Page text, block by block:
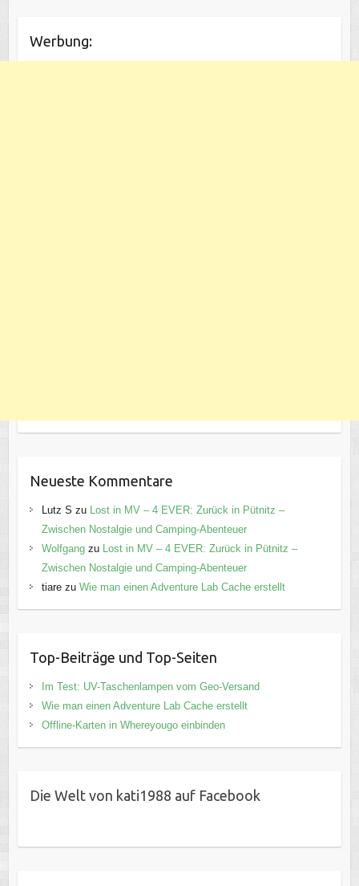
Werbung:
Neueste Kommentare
Lutz S zu Lost in MV – 4 EVER: Zurück in Pütnitz –
Zwischen Nostalgie und Camping-Abenteuer
Wolfgangzu Lost in MV – 4 EVER: Zurück in Pütnitz –
Zwischen Nostalgie und Camping-Abenteuer
tiarezu Wie man einen Adventure Lab Cache erstellt
Top-Beiträge und Top-Seiten
Im Test: UV-Taschenlampen vom Geo-Versand
Wie man einen Adventure Lab Cache erstellt
Offline-Karten in Whereyougo einbinden
Die Welt von kati1988 auf Facebook